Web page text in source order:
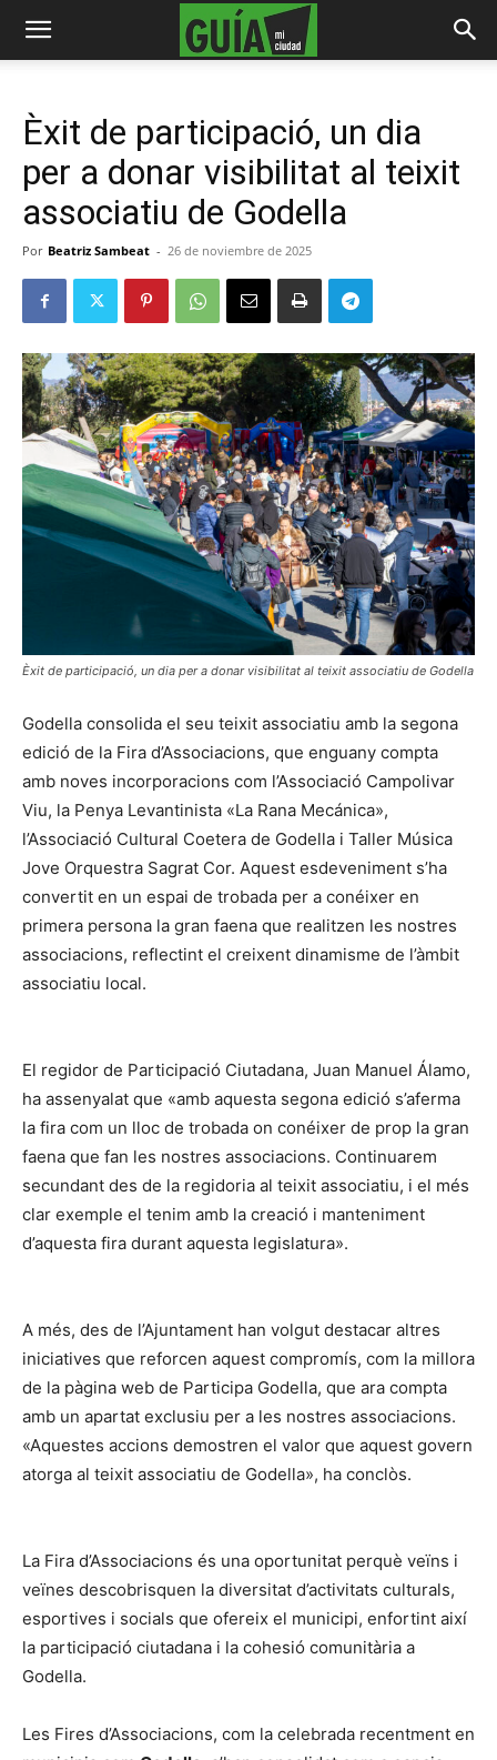
Èxit de participació, un dia
per a donar visibilitat al teixit
associatiu de Godella
Por Beatriz Sambeat - 26 de noviembre de 2025
Èxit de participació, un dia per a donar visibilitat al teixit associatiu de Godella
Godella consolida el seu teixit associatiu amb la segona
edició de la Fira d’Associacions, que enguany compta
amb noves incorporacions com l’Associació Campolivar
Viu, la Penya Levantinista «La Rana Mecánica»,
l’Associació Cultural Coetera de Godella i Taller Música
Jove Orquestra Sagrat Cor. Aquest esdeveniment s’ha
convertit en un espai de trobada per a conéixer en
primera persona la gran faena que realitzen les nostres
associacions, reflectint el creixent dinamisme de l’àmbit
associatiu local.
El regidor de Participació Ciutadana, Juan Manuel Álamo,
ha assenyalat que «amb aquesta segona edició s’aferma
la fira com un lloc de trobada on conéixer de prop la gran
faena que fan les nostres associacions. Continuarem
secundant des de la regidoria al teixit associatiu, i el més
clar exemple el tenim amb la creació i manteniment
d’aquesta fira durant aquesta legislatura».
A més, des de l’Ajuntament han volgut destacar altres
iniciatives que reforcen aquest compromís, com la millora
de la pàgina web de Participa Godella, que ara compta
amb un apartat exclusiu per a les nostres associacions.
«Aquestes accions demostren el valor que aquest govern
atorga al teixit associatiu de Godella», ha conclòs.
La Fira d’Associacions és una oportunitat perquè veïns i
veïnes descobrisquen la diversitat d’activitats culturals,
esportives i socials que ofereix el municipi, enfortint així
la participació ciutadana i la cohesió comunitària a
Godella.
Les Fires d’Associacions, com la celebrada recentment en